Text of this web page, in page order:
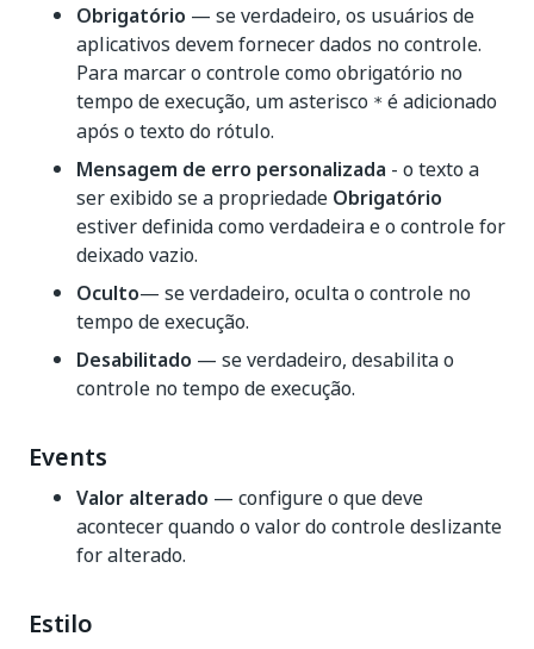
Obrigatório — se verdadeiro, os usuários de
aplicativos devem fornecer dados no controle.
Para marcar o controle como obrigatório no
tempo de execução, um asterisco * é adicionado
após o texto do rótulo.
Mensagem de erro personalizada - o texto a
ser exibido se a propriedade Obrigatório
estiver definida como verdadeira e o controle for
deixado vazio.
Oculto— se verdadeiro, oculta o controle no
tempo de execução.
Desabilitado — se verdadeiro, desabilita o
controle no tempo de execução.
Events
Valor alterado — configure o que deve
acontecer quando o valor do controle deslizante
for alterado.
Estilo